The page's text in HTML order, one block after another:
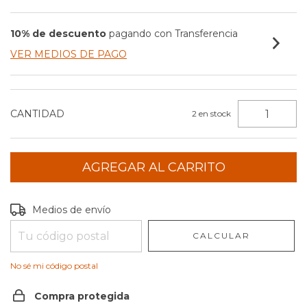
10% de descuento pagando con Transferencia
VER MEDIOS DE PAGO
CANTIDAD 2 en stock
Entregas para el CP:
Medios de envío
CALCULAR
No sé mi código postal
Compra protegida